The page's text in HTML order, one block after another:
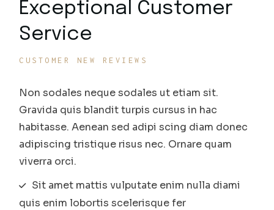
Exceptional Customer
Service
CUSTOMER NEW REVIEWS
Non sodales neque sodales ut etiam sit.
Gravida quis blandit turpis cursus in hac
habitasse. Aenean sed adipi scing diam donec
adipiscing tristique risus nec. Ornare quam
viverra orci.
Sit amet mattis vulputate enim nulla diami
quis enim lobortis scelerisque fer